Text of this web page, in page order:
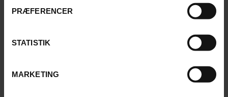
PRÆFERENCER
STATISTIK
MARKETING